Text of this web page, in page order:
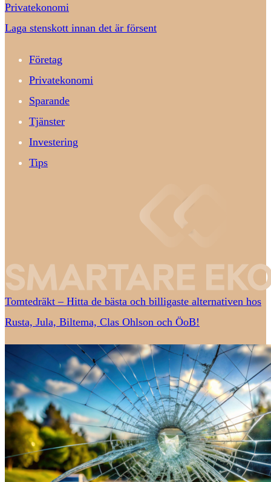
Privatekonomi
Laga stenskott innan det är försent
Företag
Privatekonomi
Sparande
Tjänster
Investering
Tips
Tomtedräkt – Hitta de bästa och billigaste alternativen hos
Rusta, Jula, Biltema, Clas Ohlson och ÖoB!